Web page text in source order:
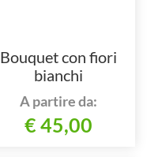
Bouquet con fiori
bianchi
A partire da:
€ 45,00